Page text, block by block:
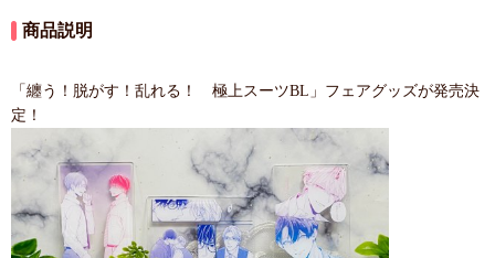
商品説明
「纏う！脱がす！乱れる！ 極上スーツBL」フェアグッズが発売決
定！